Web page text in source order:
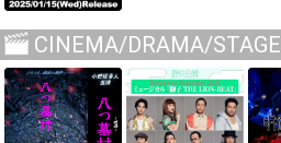
CINEMA/DRAMA/STAGE